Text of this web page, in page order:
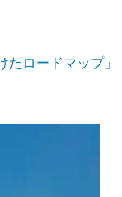
たロードマップ」